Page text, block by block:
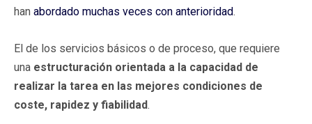
han abordado muchas veces con anterioridad.
El de los servicios básicos o de proceso, que requiere
una estructuración orientada a la capacidad de
realizar la tarea en las mejores condiciones de
coste, rapidez y fiabilidad.